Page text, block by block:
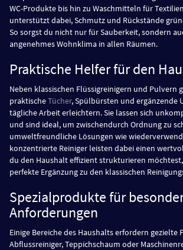
WC-Produkte bis hin zu Waschmitteln für
unterstützt dabei, Schmutz und Rückstände
So sorgst du nicht nur für Sauberkeit, sondern
angenehmes Wohnklima in allen Räumen.
Praktische Helfer für den
Neben klassischen Flüssigreinigern und Pulvern
praktischeTücher, Spülbürsten und ergänzende
tägliche Arbeit erleichtern. Sie lassen sich
und sind ideal, um zwischendurch Ordnung zu
umweltfreundliche Lösungen wie
konzentrierte Reiniger leisten dabei einen
du den Haushalt effizient strukturieren
perfekte Ergänzung zu den klassischen
Spezialprodukte für
Anforderungen
Einige Bereiche des Haushalts erfordern gezielte
Abflussreiniger, Teppichschaum oder